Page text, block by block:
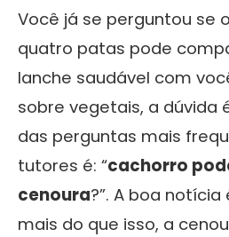
Você já se perguntou se
quatro patas pode
lanche saudável com
sobre vegetais, a dúvida
das perguntas mais
tutores é: “cachorro
cenoura?”. A boa notícia
mais do que isso, a